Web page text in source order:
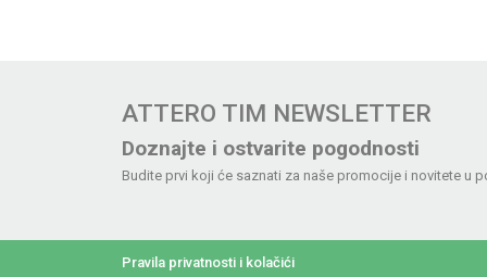
ATTERO TIM NEWSLETTER
Doznajte i ostvarite pogodnosti
Budite prvi koji će saznati za naše promocije i novitete u
Pravila privatnosti i kolačići